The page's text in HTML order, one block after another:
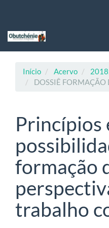
principal
Início Acervo
DOSSIÊ FORMAÇÃO
Princípios
formação
trabalho